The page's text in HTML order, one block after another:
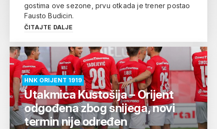
gostima ove sezone, prvu otkada je trener postao
Fausto Budicin.
ČITAJTE DALJE
HNK ORIJENT 1919
Utakmica Kustošija – Orijent
odgođena zbog snijega, novi
termin nije određen